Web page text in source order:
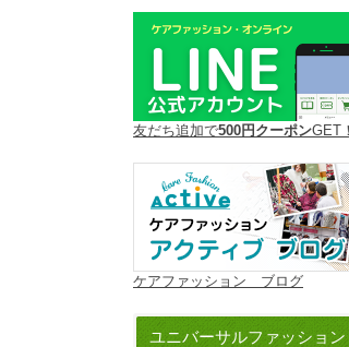
友だち追加で500円クーポンGET！
ケアファッション ブログ
ユニバーサルファッション